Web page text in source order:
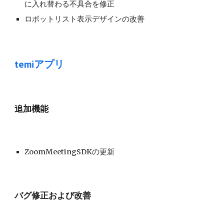
に入れ替わる不具合を修正
ロボットリスト表示デザインの改善
temiアプリ
追加機能
ZoomMeetingSDKの更新
バグ修正および改善